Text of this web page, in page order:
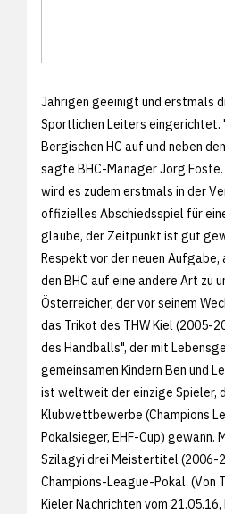
Jährigen geeinigt und erstmals
Sportlichen Leiters eingerichtet.
Bergischen HC auf und neben
sagte BHC-Manager Jörg Föste.
wird es zudem erstmals in der
offizielles Abschiedsspiel für
glaube, der Zeitpunkt ist gut
Respekt vor der neuen Aufgabe,
den BHC auf eine andere Art zu
Österreicher, der vor seinem
das Trikot des THW Kiel (2005-
des Handballs", der mit
gemeinsamen Kindern Ben und
ist weltweit der einzige Spieler,
Klubwettbewerbe (Champions
Pokalsieger, EHF-Cup) gewann.
Szilagyi drei Meistertitel (2006-
Champions-League-Pokal. (Von
Kieler Nachrichten vom 21.05.16,